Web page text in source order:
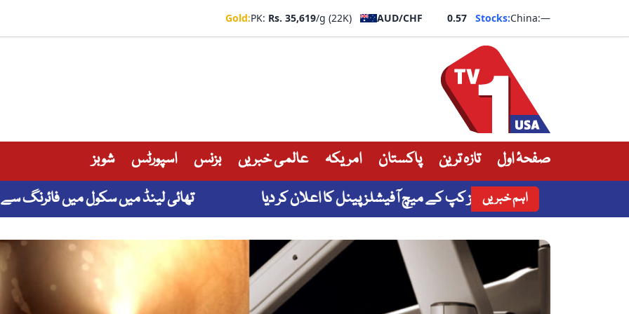
Gold:PK: Rs. 35,619/g (22K) AUD/CHF 0.57 Stocks:China:—
صفحۂ اول تازہ ترین پاکستان امریکہ عالمی خبریں بزنس اسپورٹس شوبز
اہم خبریں
بی نے نیشنل چیمپئنز کپ کے میچ آفیشلز پینل کا اعلان کر دیا تھائی لینڈ میں سکول میں فائرنگ سے 7 افراد ہلاک، 15 زخمی